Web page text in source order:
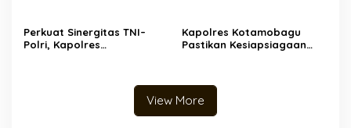
Nani Wartabone
Kotamobagu
Perkuat Sinergitas TNI–
Polri, Kapolres
Kapolres Kotamobagu
Pastikan Kesiapsiagaan
View More